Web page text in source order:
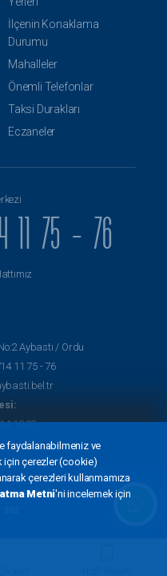
İlçenin Konaklama
Durumu
Mahalleler
Önemli Telefonlar
Taksi Durakları
Eczaneler
11 75 - 76
Aybastı / Ordu
11 75 - 76
10 03
Belediyesi
faydalanabilmeniz ve
için çerezler (cookie)
çerezleri kullanmamıza
Metni'ni incelemek için